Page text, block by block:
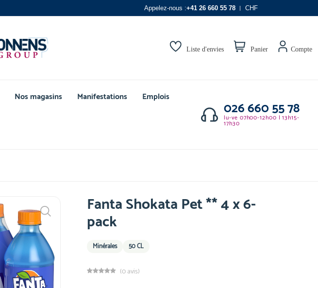
Appelez-nous :+41 26 660 55 78 CHF
Liste d'envies Panier Compte
Nos magasins Manifestations Emplois
026 660 55 78
lu-ve 07h00-12h00 | 13h15-
17h30
Fanta Shokata Pet ** 4 x 6-
pack
Minérales 50 CL
(0 avis)